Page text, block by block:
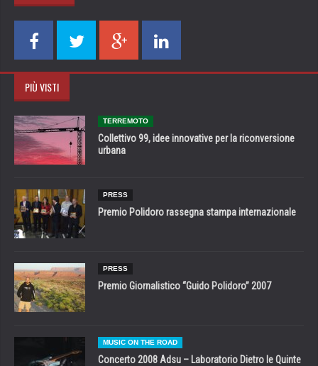
PIÙ VISTI
TERREMOTO
Collettivo 99, idee innovative per la riconversione
urbana
PRESS
Premio Polidoro rassegna stampa internazionale
PRESS
Premio Giornalistico “Guido Polidoro” 2007
MUSIC ON THE ROAD
Concerto 2008 Adsu – Laboratorio Dietro le Quinte